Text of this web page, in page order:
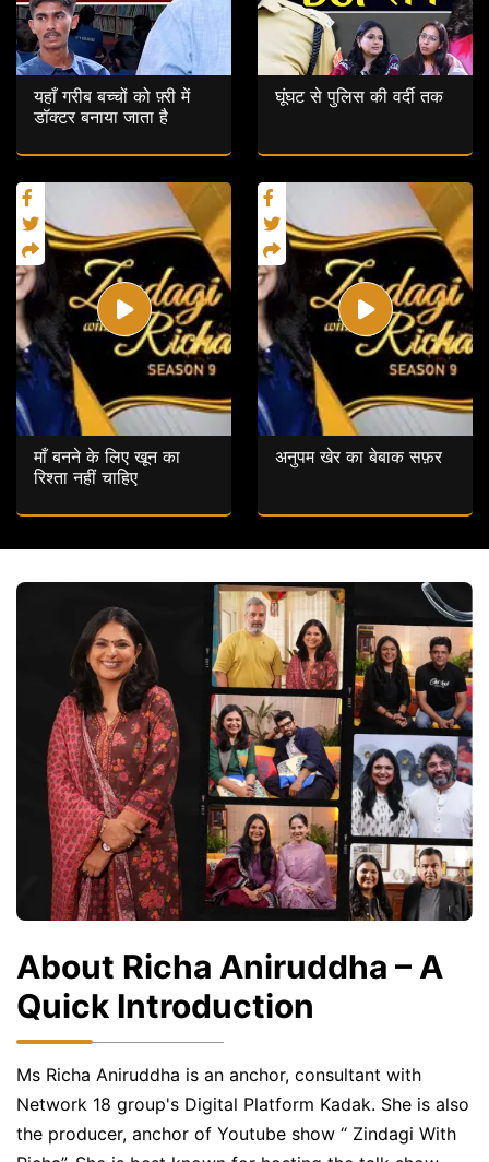
यहाँ गरीब बच्चों को फ़्री में
डॉक्टर बनाया जाता है
घूंघट से पुलिस की वर्दी तक
माँ बनने के लिए खून का
रिश्ता नहीं चाहिए
अनुपम खेर का बेबाक सफ़र
About Richa Aniruddha – A
Quick Introduction
Ms Richa Aniruddha is an anchor, consultant with
Network 18 group's Digital Platform Kadak. She is also
the producer, anchor of Youtube show “ Zindagi With